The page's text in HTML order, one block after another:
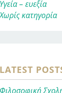
Υγεία – ευεξία
Χωρίς κατηγορία
LATEST
Φιλοσοφική